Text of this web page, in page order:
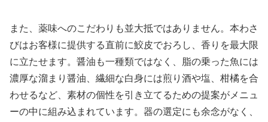
また、薬味へのこだわりも並大抵ではありません。本わさ
びはお客様に提供する直前に鮫皮でおろし、香りを最大限
に立たせます。醤油も一種類ではなく、脂の乗った魚には
濃厚な溜まり醤油、繊細な白身には煎り酒や塩、柑橘を合
わせるなど、素材の個性を引き立てるための提案がメニュ
ーの中に組み込まれています。器の選定にも余念がなく、